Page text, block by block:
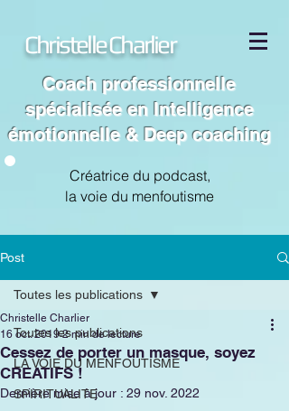
Christelle Charlier
Coach professionnelle
spécialisée en Intelligence
émotionnelle & Deep coaching
Créatrice du podcast,
la voie du menfoutisme
Post
Toutes les publications
LA VOIE DU MENFOUTISME
SPIRITUALITE
Toutes les publications
Cessez de porter un masque, soyez
CREATIFS !
Christelle Charlier
16 oct. 2019 2 min de lecture
Dernière mise à jour : 29 nov. 2022